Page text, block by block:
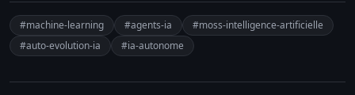
#machine-learning #agents-ia
#moss-intelligence-artificielle
#auto-evolution-ia
#ia-autonome